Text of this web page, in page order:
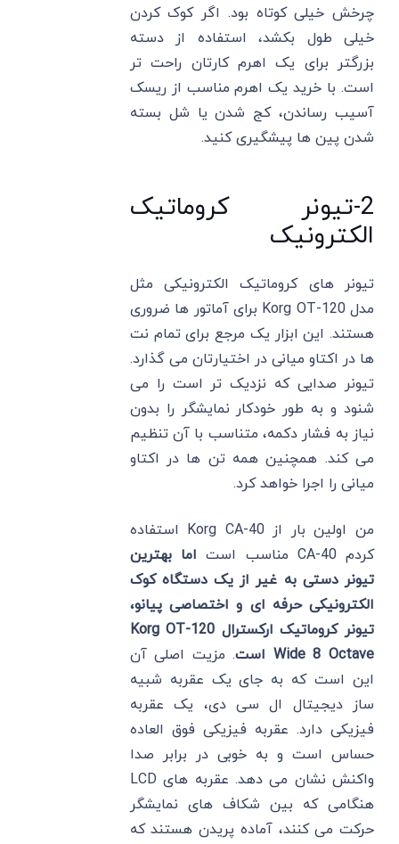
چرخش خیلی کوتاه بود. اگر کوک کردن
خیلی طول بکشد، استفاده از دسته
بزرگتر برای یک اهرم کارتان راحت تر
است. با خرید یک اهرم مناسب از ریسک
آسیب رساندن، کج شدن یا شل بسته
شدن پین ها پیشگیری کنید.
2-تیونر کروماتیک
الکترونیک
تیونر های کروماتیک الکترونیکی مثل
مدل Korg OT-120 برای آماتور ها ضروری
هستند. این ابزار یک مرجع برای تمام نت
ها در اکتاو میانی در اختیارتان می گذارد.
تیونر صدایی که نزدیک تر است را می
شنود و به طور خودکار نمایشگر را بدون
نیاز به فشار دکمه، متناسب با آن تنظیم
می کند. همچنین همه تن ها در اکتاو
میانی را اجرا خواهد کرد.
من اولین بار از Korg CA-40 استفاده
کردم CA-40 مناسب است
اما بهترین
تیونر دستی به غیر از یک دستگاه کوک
الکترونیکی حرفه ای و اختصاصی پیانو،
تیونر کروماتیک ارکسترال Korg OT-120
Wide 8 Octave است
. مزیت اصلی آن
این است که به جای یک عقربه شبیه
ساز دیجیتال ال سی دی، یک عقربه
فیزیکی دارد. عقربه فیزیکی فوق العاده
حساس است و به خوبی در برابر صدا
واکنش نشان می دهد. عقربه های LCD
هنگامی که بین شکاف های نمایشگر
حرکت می کنند، آماده پریدن هستند که